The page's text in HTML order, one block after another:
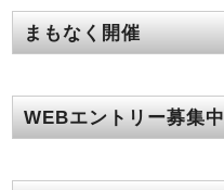
まもなく開催
WEBエントリー募集中